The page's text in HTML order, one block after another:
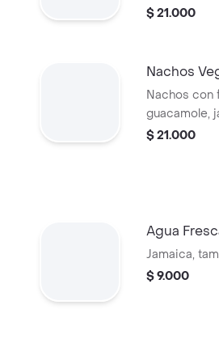
$ 21.000
Nachos
Nachos con
guacamole,
$ 21.000
Agua
Jamaica,
$ 9.000